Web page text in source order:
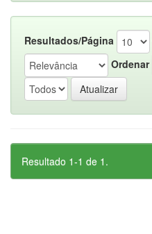
Resultados/Página
Ordenar
Resultado 1-1 de 1.